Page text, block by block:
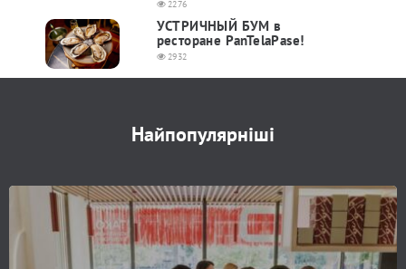
2276
УСТРИЧНЫЙ БУМ в
ресторане PanTelaPase!
2932
Найпопулярніші